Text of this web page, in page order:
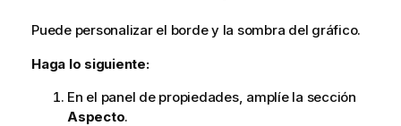
Puede personalizar el borde y la sombra del gráfico.
Haga lo siguiente:
En el panel de propiedades, amplíe la sección
Aspecto.